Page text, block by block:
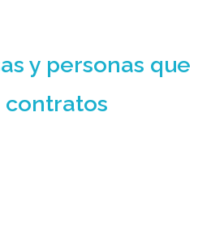
y personas que
contratos